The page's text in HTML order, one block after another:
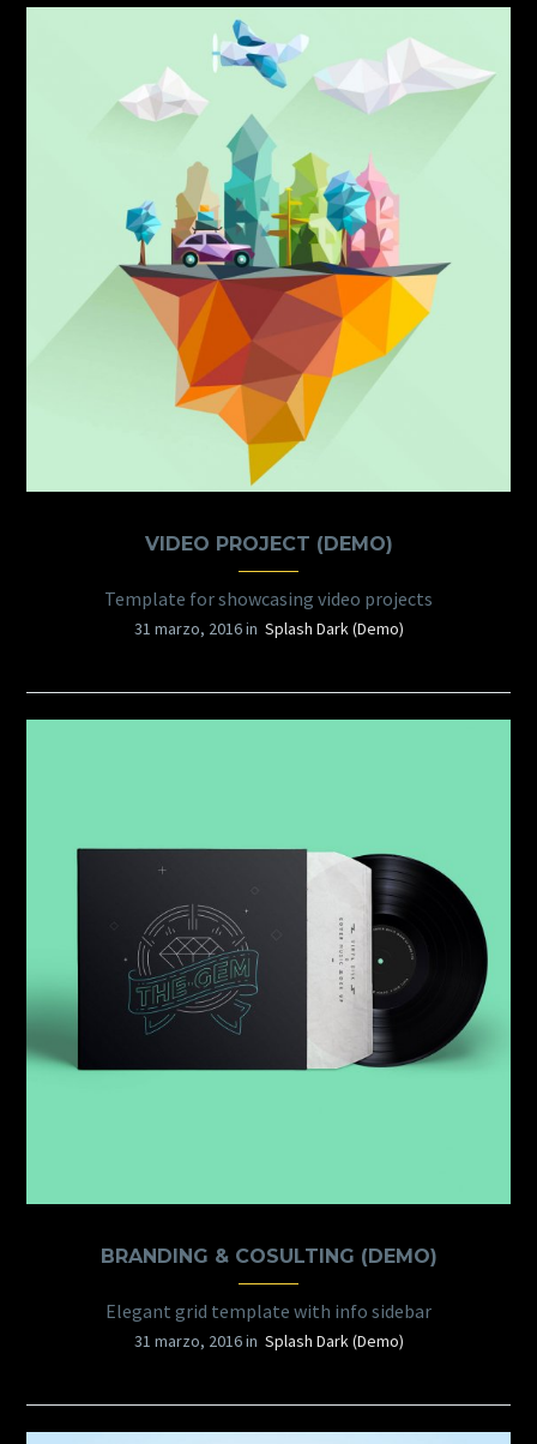
VIDEO PROJECT (DEMO)
Template for showcasing video projects
31 marzo, 2016 in Splash Dark (Demo)
BRANDING & COSULTING (DEMO)
Elegant grid template with info sidebar
31 marzo, 2016 in Splash Dark (Demo)